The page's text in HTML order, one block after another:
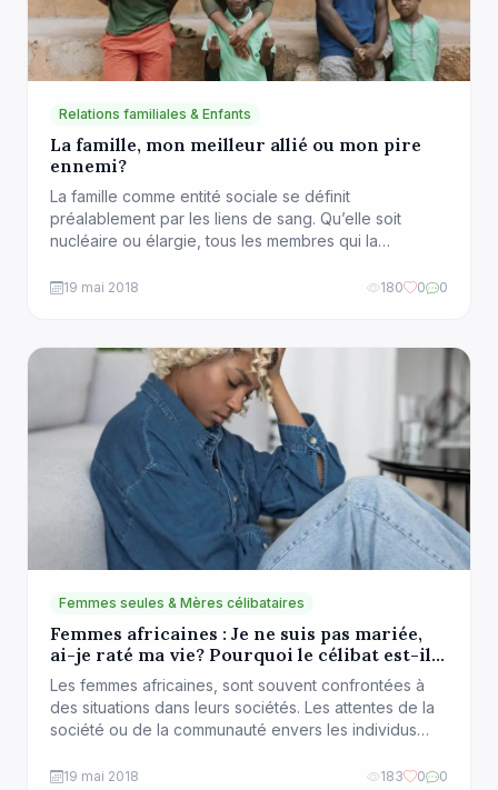
Relations familiales & Enfants
La famille, mon meilleur allié ou mon pire
ennemi?
La famille comme entité sociale se définit
préalablement par les liens de sang. Qu’elle soit
nucléaire ou élargie, tous les membres qui la
conséquent, la famille dont nous sommes issus
elle joue un rôle important […]
19 mai 2018 180 0 0
Femmes seules & Mères célibataires
Femmes africaines : Je ne suis pas mariée,
ai-je raté ma vie? Pourquoi le célibat est-il
mal vécu ?
Les femmes africaines, sont souvent confrontées à
des situations dans leurs sociétés. Les attentes de la
société ou de la communauté envers les individus
composent sont fortement liées au contexte culturel
19 mai 2018 183 0 0